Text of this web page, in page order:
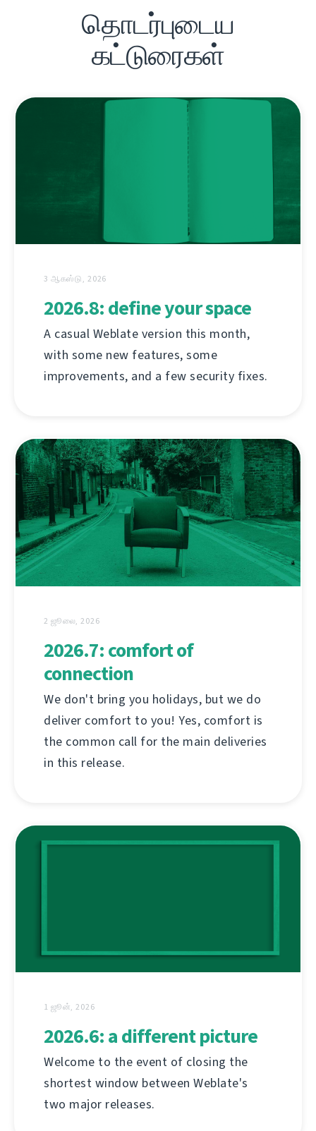
தொடர்புடைய
கட்டுரைகள்
3 ஆகஸ்டு, 2026
2026.8: define your space
A casual Weblate version this month,
with some new features, some
improvements, and a few security fixes.
2 ஜூலை, 2026
2026.7: comfort of
connection
We don't bring you holidays, but we do
deliver comfort to you! Yes, comfort is
the common call for the main deliveries
in this release.
1 ஜூன், 2026
2026.6: a different picture
Welcome to the event of closing the
shortest window between Weblate's
two major releases.